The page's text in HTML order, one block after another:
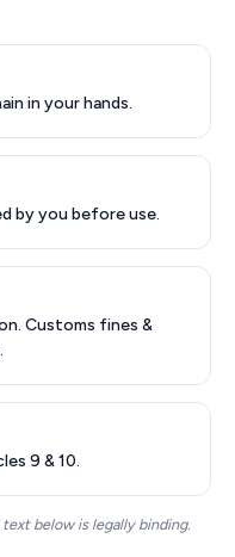
in your hands.
by you before use.
Customs fines &
9 & 10.
below is legally binding.